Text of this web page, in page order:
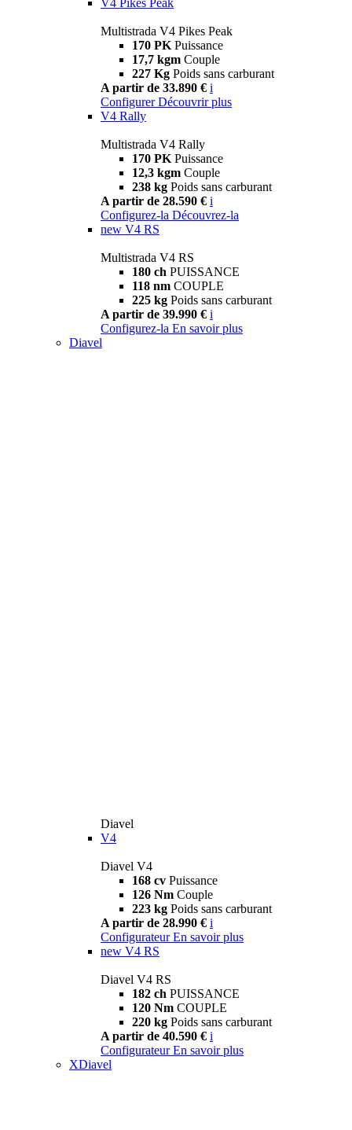
Multistrada V4 Pikes Peak
170 PK Puissance
17,7 kgm Couple
227 Kg Poids sans carburant
A partir de 33.890 € i
Configurer Découvrir plus
V4 Rally
Multistrada V4 Rally
170 PK Puissance
12,3 kgm Couple
238 kg Poids sans carburant
A partir de 28.590 € i
Configurez-la Découvrez-la
new V4 RS
Multistrada V4 RS
180 ch PUISSANCE
118 nm COUPLE
225 kg Poids sans carburant
A partir de 39.990 € i
Configurez-la En savoir plus
Diavel
Diavel
V4
Diavel V4
168 cv Puissance
126 Nm Couple
223 kg Poids sans carburant
A partir de 28.990 € i
Configurateur En savoir plus
new V4 RS
Diavel V4 RS
182 ch PUISSANCE
120 Nm COUPLE
220 kg Poids sans carburant
A partir de 40.590 € i
Configurateur En savoir plus
XDiavel